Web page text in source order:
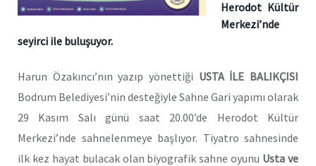
Herodot Kültür
Merkezi’nde
seyirci ile buluşuyor.
Harun Özakıncı’nın yazıp yönettiği USTA İLE BALIKÇISI
Bodrum Belediyesi’nin desteğiyle Sahne Gari yapımı olarak
29 Kasım Salı günü saat 20.00’de Herodot Kültür
Merkezi’nde sahnelenmeye başlıyor. Tiyatro sahnesinde
ilk kez hayat bulacak olan biyografik sahne oyunu Usta ve